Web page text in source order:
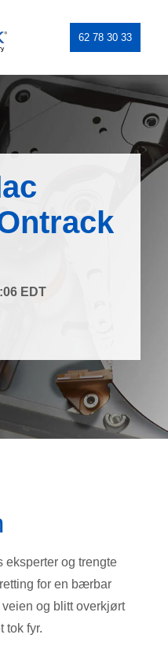
62 78 30 33
EDT
eksperter og trengte
for en bærbar
og blitt overkjørt
tok fyr.